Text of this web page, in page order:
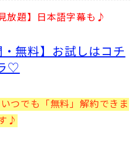
放題】日本語字幕も♪
無料】お試しはコチ
♡
つでも「無料」解約できま
♪